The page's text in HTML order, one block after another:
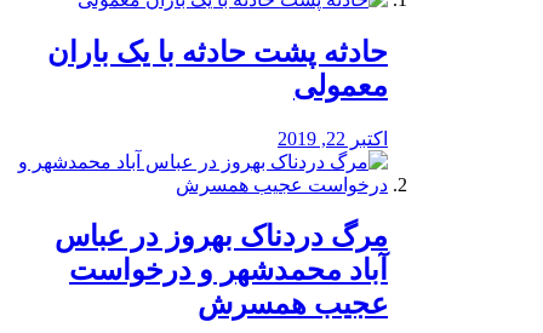
️حادثه پشت حادثه با یک باران
معمولی
اکتبر 22, 2019
مرگ دردناک بهروز در عباس
آباد محمدشهر و درخواست
عجیب همسرش